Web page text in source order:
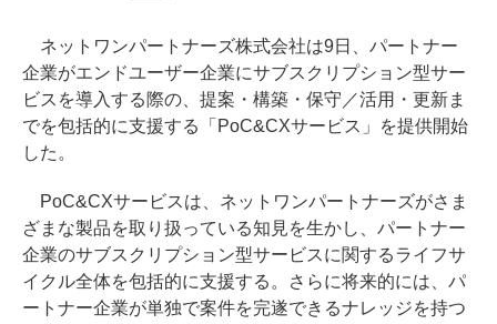
ネットワンパートナーズ株式会社は9日、パートナー
企業がエンドユーザー企業にサブスクリプション型サー
ビスを導入する際の、提案・構築・保守／活用・更新ま
でを包括的に支援する「PoC&CXサービス」を提供開始
した。
PoC&CXサービスは、ネットワンパートナーズがさま
ざまな製品を取り扱っている知見を生かし、パートナー
企業のサブスクリプション型サービスに関するライフサ
イクル全体を包括的に支援する。さらに将来的には、パ
ートナー企業が単独で案件を完遂できるナレッジを持つ